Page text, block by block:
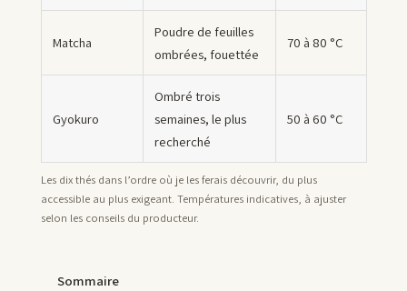
Les dix thés dans l’ordre où je les ferais découvrir, du plus
accessible au plus exigeant. Températures indicatives, à ajuster
selon les conseils du producteur.
Matcha
Poudre de feuilles
ombrées, fouettée
70 à 80 °C
Gyokuro
Ombré trois
semaines, le plus
recherché
50 à 60 °C
Sommaire